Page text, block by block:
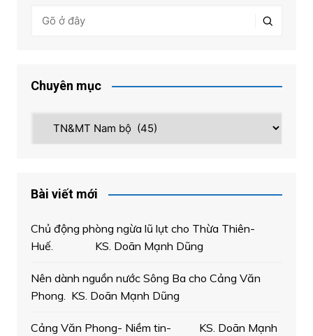
Chuyên mục
Bài viết mới
Chủ động phòng ngừa lũ lụt cho Thừa Thiên-
Huế. KS. Doãn Mạnh Dũng
Nên dành nguồn nước Sông Ba cho Cảng Văn
Phong. KS. Doãn Mạnh Dũng
Cảng Văn Phong- Niềm tin- KS. Doãn Mạnh